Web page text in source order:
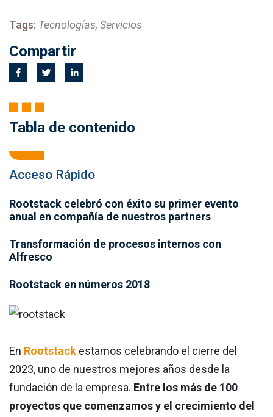
Tags: Tecnologías, Servicios
Compartir
Tabla de contenido
Acceso Rápido
Rootstack celebró con éxito su primer evento
anual en compañía de nuestros partners
Transformación de procesos internos con
Alfresco
Rootstack en números 2018
En Rootstack estamos celebrando el cierre del
2023, uno de nuestros mejores años desde la
fundación de la empresa. Entre los más de 100
proyectos que comenzamos y el crecimiento del